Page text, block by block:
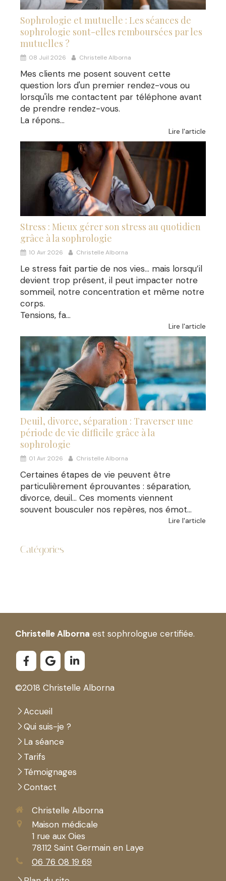
Sophrologie et mutuelle : Les séances de
sophrologie sont-elles remboursées par les
mutuelles ?
08 Juil 2026 Christelle Alborna
Mes clients me posent souvent cette
question lors d'un premier rendez-vous ou
lorsqu'ils me contactent par téléphone avant
de prendre rendez-vous.
La répons...
Lire l'article
Stress : Mieux gérer son stress au quotidien
grâce à la sophrologie
10 Avr 2026 Christelle Alborna
Le stress fait partie de nos vies… mais lorsqu’il
devient trop présent, il peut impacter notre
sommeil, notre concentration et même notre
corps.
Tensions, fa...
Lire l'article
Deuil, divorce, séparation : Traverser une
période de vie difficile grâce à la
sophrologie
01 Avr 2026 Christelle Alborna
Certaines étapes de vie peuvent être
particulièrement éprouvantes : séparation,
divorce, deuil… Ces moments viennent
souvent bousculer nos repères, nos émot...
Lire l'article
Catégories
Christelle Alborna est sophrologue certifiée.
©2018 Christelle Alborna
Accueil
Qui suis-je ?
La séance
Tarifs
Témoignages
Contact
Christelle Alborna
Maison médicale
1 rue aux Oies
78112 Saint Germain en Laye
06 76 08 19 69